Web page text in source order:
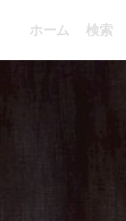
ホーム 検索